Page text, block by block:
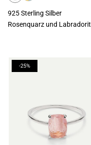
925 Sterling Silber
Rosenquarz und Labradorit
-25%